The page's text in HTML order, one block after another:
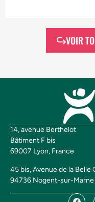
VOIR
14, avenue Berthelot
Bâtiment F bis
69007 Lyon, France
45 bis, Avenue de la Belle
94736 Nogent-sur-Marne